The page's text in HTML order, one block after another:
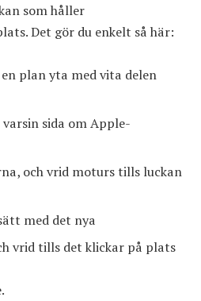
som håller
Det gör du enkelt så här:
plan yta med vita delen
sida om Apple-
och vrid moturs tills luckan
med det nya
vrid tills det klickar på plats